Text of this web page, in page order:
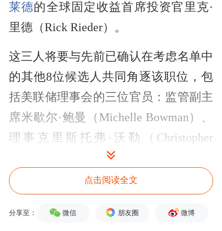
莱德的全球固定收益首席投资官里克·
里德（Rick Rieder）。
这三人将要与先前已确认在考虑名单中
的其他8位候选人共同角逐该职位，包
括美联储理事会的三位官员：监管副主
席米歇尔·鲍曼（Michelle Bowman）、
理事克里斯托弗·沃勒（Christopher
Waller）、副主席菲利普·杰斐逊
（Philip Jefferson）。
以及小布什政府时期的经济顾问马克·
点击阅读全文
分享至： 微信 朋友圈 微博